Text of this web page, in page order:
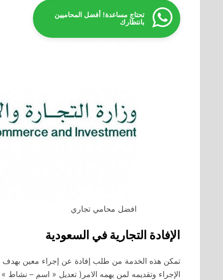
تحتاج مساعدة! أفضل المحاميين
بانتظارك
افضل محامي تجاري
الإفادة التجارية في السعودية
تمكن هذه الخدمة من طلب إفادة عن إجراء معين بهدف
الإجراء وتقديمه لمن يهمه الامر( تعديل « اسم –